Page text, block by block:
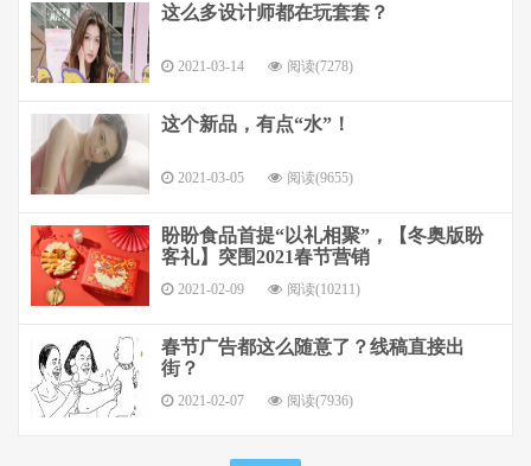
这么多设计师都在玩套套？
2021-03-14 阅读(7278)
这个新品，有点“水”！
2021-03-05 阅读(9655)
盼盼食品首提“以礼相聚”，【冬奥版盼
客礼】突围2021春节营销
2021-02-09 阅读(10211)
春节广告都这么随意了？线稿直接出
街？
2021-02-07 阅读(7936)